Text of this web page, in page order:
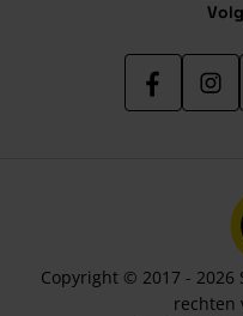
Copyright © 2017 -
rechten